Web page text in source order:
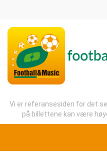
Vi er referansesiden for det
på billettene kan være